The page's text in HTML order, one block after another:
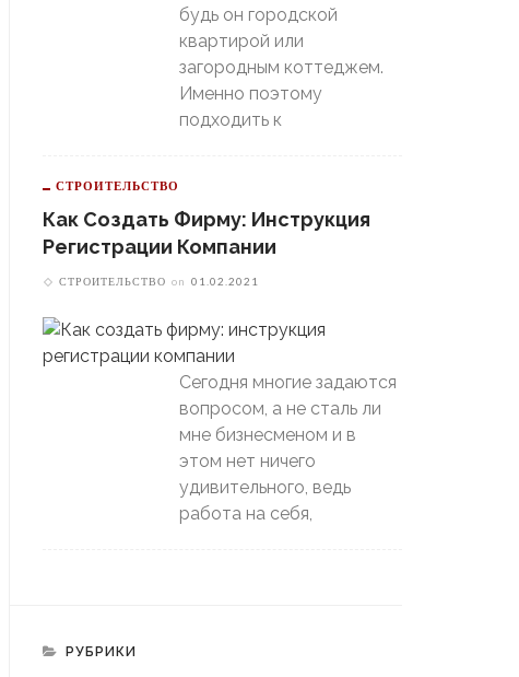
Особенности Электрических
Геология Участка, Для Чего
Она Нужна
будь он городской
квартирой или
загородным коттеджем.
Именно поэтому
подходить к
СТРОИТЕЛЬСТВО
Как Создать Фирму: Инструкция
Регистрации Компании
СТРОИТЕЛЬСТВО on 01.02.2021
Сегодня многие задаются
вопросом, а не сталь ли
мне бизнесменом и в
этом нет ничего
удивительного, ведь
работа на себя,
РУБРИКИ